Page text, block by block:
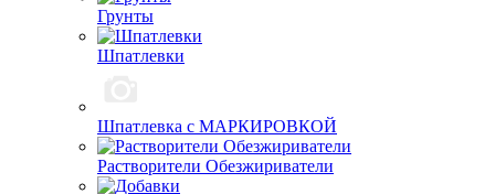
Грунты
Шпатлевки
Шпатлевка с МАРКИРОВКОЙ
Растворители Обезжириватели